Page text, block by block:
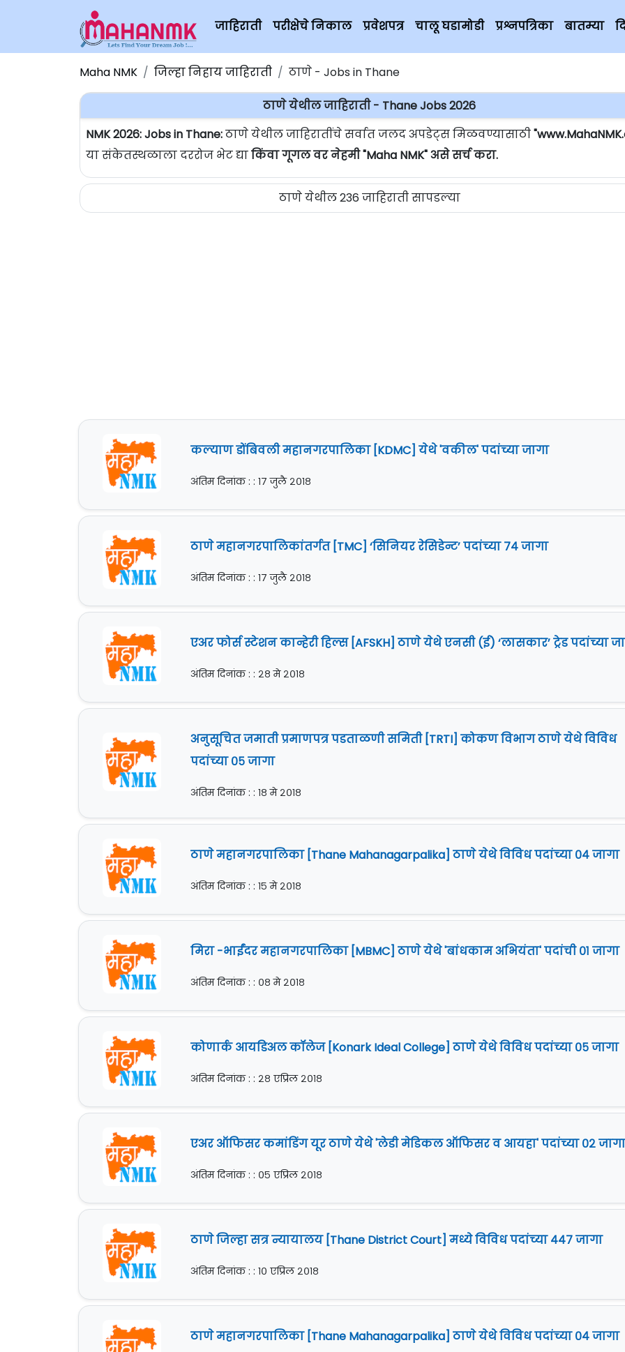
जाहिराती परीक्षेचे निकाल प्रवेशपत्र चालू घडामोडी प्रश्नपत्रिका बातम्या
Maha NMK जिल्हा निहाय जाहिराती ठाणे - Jobs in Thane
ठाणे येथील जाहिराती - Thane Jobs 2026
NMK 2026: Jobs in Thane:ठाणे येथील जाहिरातींचे सर्वात जलद अपडेट्स मिळवण्यासाठी
या संकेतस्थळाला दररोज भेट द्याकिंवा गूगल वर नेहमी "Maha NMK" असे सर्च करा.
ठाणे येथील 236 जाहिराती सापडल्या
कल्याण डोंबिवली महानगरपालिका [KDMC] येथे 'वकील' पदांच्या जागा
अंतिम दिनांक : : १७ जुलै २०१८
ठाणे महानगरपालिकांतर्गत [TMC] ‘सिनियर रेसिडेन्ट’ पदांच्या ७४ जागा
अंतिम दिनांक : : १७ जुलै २०१८
एअर फोर्स स्टेशन कान्हेरी हिल्स [AFSKH] ठाणे येथे एनसी (ई) ‘लासकार’ ट्रेड पदांच्या
अंतिम दिनांक : : २८ मे २०१८
अनुसूचित जमाती प्रमाणपत्र पडताळणी समिती [TRTI] कोकण विभाग ठाणे येथे विविध
पदांच्या ०५ जागा
अंतिम दिनांक : : १८ मे २०१८
ठाणे महानगरपालिका [Thane Mahanagarpalika] ठाणे येथे विविध पदांच्या ०४ जागा
अंतिम दिनांक : : १५ मे २०१८
मिरा -भाईंदर महानगरपालिका [MBMC] ठाणे येथे 'बांधकाम अभियंता' पदांची ०१ जागा
अंतिम दिनांक : : ०८ मे २०१८
कोणार्क आयडिअल कॉलेज [Konark Ideal College] ठाणे येथे विविध पदांच्या ०५ जागा
अंतिम दिनांक : : २८ एप्रिल २०१८
एअर ऑफिसर कमांडिंग यूर ठाणे येथे 'लेडी मेडिकल ऑफिसर व आयहा' पदांच्या ०२
अंतिम दिनांक : : ०५ एप्रिल २०१८
ठाणे जिल्हा सत्र न्यायालय [Thane District Court] मध्ये विविध पदांच्या ४४७ जागा
अंतिम दिनांक : : १० एप्रिल २०१८
ठाणे महानगरपालिका [Thane Mahanagarpalika] ठाणे येथे विविध पदांच्या ०४ जागा